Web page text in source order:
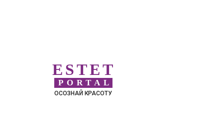
ESTET
PORTAL
ОСОЗНАЙ КРАСОТУ